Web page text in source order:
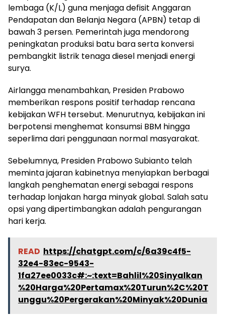
lembaga (K/L) guna menjaga defisit Anggaran
Pendapatan dan Belanja Negara (APBN) tetap di
bawah 3 persen. Pemerintah juga mendorong
peningkatan produksi batu bara serta konversi
pembangkit listrik tenaga diesel menjadi energi
surya.
Airlangga menambahkan, Presiden Prabowo
memberikan respons positif terhadap rencana
kebijakan WFH tersebut. Menurutnya, kebijakan ini
berpotensi menghemat konsumsi BBM hingga
seperlima dari penggunaan normal masyarakat.
Sebelumnya, Presiden Prabowo Subianto telah
meminta jajaran kabinetnya menyiapkan berbagai
langkah penghematan energi sebagai respons
terhadap lonjakan harga minyak global. Salah satu
opsi yang dipertimbangkan adalah pengurangan
hari kerja.
READ https://chatgpt.com/c/6a39c4f5-
32e4-83ec-9543-
1fa27ee0033c#:~:text=Bahlil%20Sinyalkan
%20Harga%20Pertamax%20Turun%2C%20T
unggu%20Pergerakan%20Minyak%20Dunia